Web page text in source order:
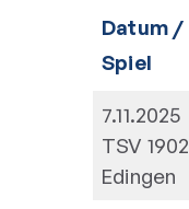
Datum /
Spiel
7.11.2025
TSV 1902
Edingen